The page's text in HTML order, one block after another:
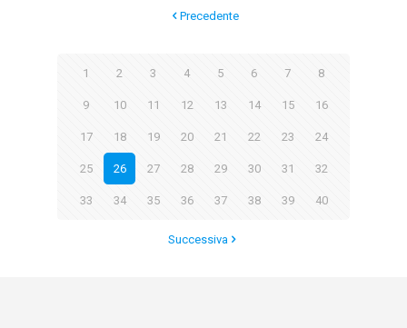
Precedente
1 2 3 4 5 6 7 8
9 10 11 12 13 14 15 16
17 18 19 20 21 22 23 24
25 26 27 28 29 30 31 32
33 34 35 36 37 38 39 40
Successiva